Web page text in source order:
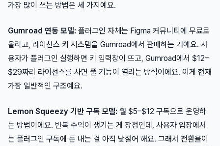
가장 많이 쓰는 방법은 세 가지예요.
Gumroad 연동 모델: 플러그인 자체는 Figma 커뮤니티에 무료로
올리고, 라이선스 키 시스템을 Gumroad에서 판매하는 거예요. 사
용자가 플러그인 실행하면 키 입력창이 뜨고, Gumroad에서 $12–
$29짜리 라이선스를 사면 풀 기능이 열리는 방식이에요. 이게 현재
가장 일반적인 구조예요.
Lemon Squeezy 기반 구독 모델: 월 $5–$12 구독으로 운영하
는 방법이에요. 반복 수익이 생기는 게 장점인데, 사용자 입장에서
는 플러그인 구독에 돈 내는 걸 아직 낯설어 해요. 그래서 전환율이